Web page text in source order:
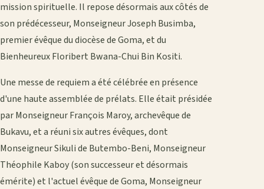
mission spirituelle. Il repose désormais aux côtés de
son prédécesseur, Monseigneur Joseph Busimba,
premier évêque du diocèse de Goma, et du
Bienheureux Floribert Bwana-Chui Bin Kositi.
Une messe de requiem a été célébrée en présence
d'une haute assemblée de prélats. Elle était présidée
par Monseigneur François Maroy, archevêque de
Bukavu, et a réuni six autres évêques, dont
Monseigneur Sikuli de Butembo-Beni, Monseigneur
Théophile Kaboy (son successeur et désormais
émérite) et l'actuel évêque de Goma, Monseigneur